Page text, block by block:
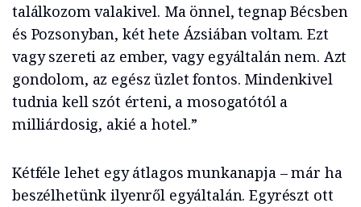
találkozom valakivel. Ma önnel, tegnap Bécsben
és Pozsonyban, két hete Ázsiában voltam. Ezt
vagy szereti az ember, vagy egyáltalán nem. Azt
gondolom, az egész üzlet fontos. Mindenkivel
tudnia kell szót érteni, a mosogatótól a
milliárdosig, akié a hotel.”
Kétféle lehet egy átlagos munkanapja – már ha
beszélhetünk ilyenről egyáltalán. Egyrészt ott